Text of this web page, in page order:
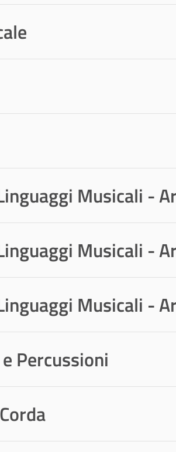
Musicali -
Musicali -
Musicali -
Percussioni